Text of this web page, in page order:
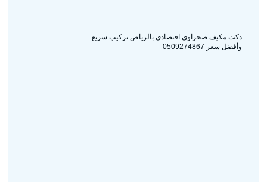
دكت مكيف صحراوي اقتصادي بالرياض تركيب سريع
وأفضل سعر 0509274867